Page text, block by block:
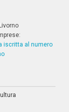
iscritta al numero